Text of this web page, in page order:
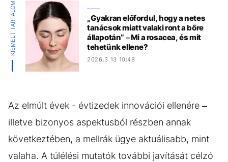
KIEMELT TARTALOM
„Gyakran előfordul, hogy a netes
tanácsok miatt valaki ront a bőre
állapotán“ – Mi a rosacea, és mit
tehetünk ellene?
2026.3.13 10:48
Az elmúlt évek - évtizedek innovációi ellenére –
illetve bizonyos aspektusból részben annak
következtében, a mellrák ügye aktuálisabb, mint
valaha. A túlélési mutatók további javítását célzó